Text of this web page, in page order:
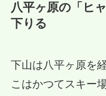
八平ヶ原の「ヒ
下りる
下山は八平ヶ原を
こはかつてスキー